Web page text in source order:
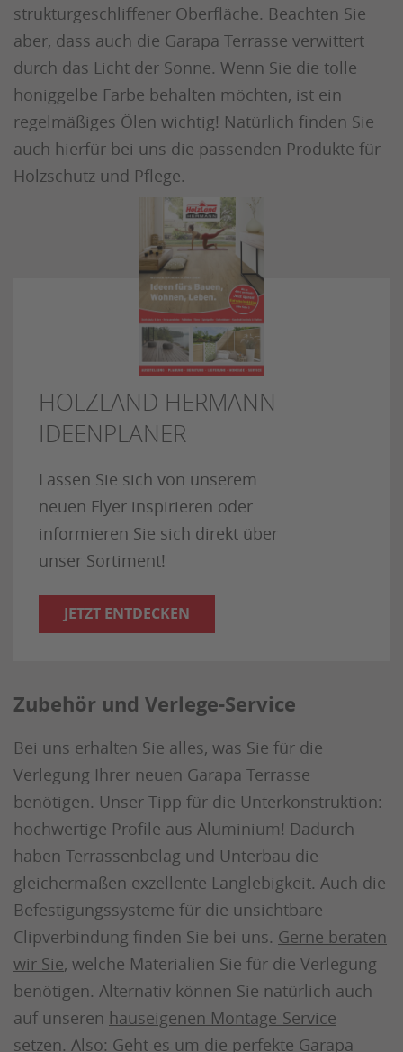
strukturgeschliffener Oberfläche. Beachten Sie
aber, dass auch die Garapa Terrasse verwittert
durch das Licht der Sonne. Wenn Sie die tolle
honiggelbe Farbe behalten möchten, ist ein
regelmäßiges Ölen wichtig! Natürlich finden Sie
auch hierfür bei uns die passenden Produkte für
Holzschutz und Pflege.
HOLZLAND HERMANN
IDEENPLANER
Lassen Sie sich von unserem
neuen Flyer inspirieren oder
informieren Sie sich direkt über
unser Sortiment!
JETZT ENTDECKEN
Zubehör und Verlege-Service
Bei uns erhalten Sie alles, was Sie für die
Verlegung Ihrer neuen Garapa Terrasse
benötigen. Unser Tipp für die Unterkonstruktion:
hochwertige Profile aus Aluminium! Dadurch
haben Terrassenbelag und Unterbau die
gleichermaßen exzellente Langlebigkeit. Auch die
Befestigungssysteme für die unsichtbare
Clipverbindung finden Sie bei uns. Gerne beraten
wir Sie, welche Materialien Sie für die Verlegung
benötigen. Alternativ können Sie natürlich auch
auf unseren hauseigenen Montage-Service
setzen. Also: Geht es um die perfekte Garapa